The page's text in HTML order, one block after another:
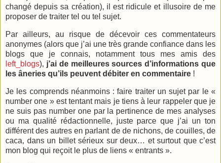
changé depuis sa création), il est ridicule et illusoire de me
proposer de traiter tel ou tel sujet.
Par ailleurs, au risque de décevoir ces commentateurs
anonymes (alors que j’ai une très grande confiance dans les
blogs que je connais, notamment tous mes amis des
left_blogs), j’ai de meilleures sources d’informations que
les âneries qu’ils peuvent débiter en commentaire !
Je les comprends néanmoins : faire traiter un sujet par le «
number one » est tentant mais je tiens à leur rappeler que je
ne suis pas number one par la pertinence de mes analyses
ou ma qualité rédactionnelle, juste parce que j’ai un ton
différent des autres en parlant de de nichons, de couilles, de
caca, dans un billet sérieux sur deux… et surtout que c’est
mon blog qui reçoit le plus de liens « entrants ».